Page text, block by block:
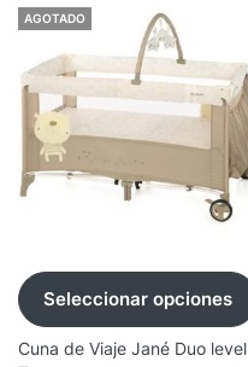
AGOTADO
Seleccionar opciones
Cuna de Viaje Jané Duo level